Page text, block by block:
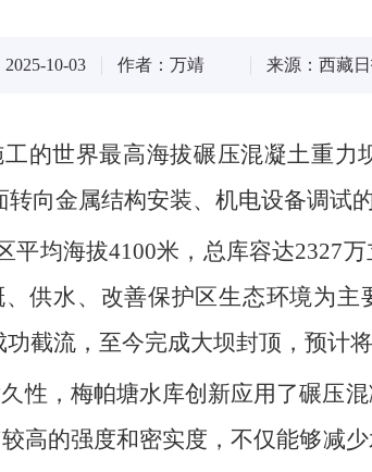
10-03 作者：万靖 来源：西藏
的世界最高海拔碾压混凝土重
向金属结构安装、机电设备调试的
均海拔4100米，总库容达2327
供水、改善保护区生态环境为
截流，至今完成大坝封顶，预计
性，梅帕塘水库创新应用了碾压
高的强度和密实度，不仅能够减